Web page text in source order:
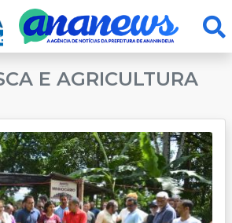
E AGRICULTURA